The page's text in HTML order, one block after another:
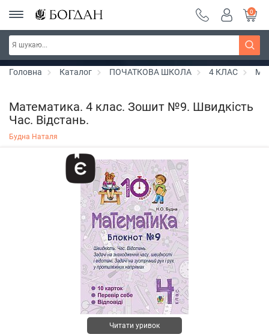
РОЗПРОДАЖ ~ 150 грн ~ 200 грн ~ 250 грн ~
300 грн ~ РОЗПРОДАЖ
Дізнатись більше
0
Головна Каталог ПОЧАТКОВА ШКОЛА 4 КЛАС
Математика. 4 клас. Зошит №9. Швидкість
Час. Відстань.
Будна Наталя
Читати уривок